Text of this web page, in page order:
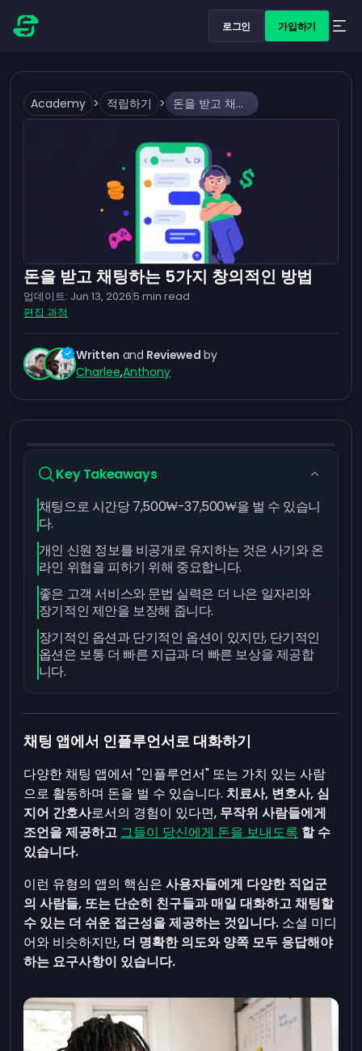
로그인 가입하기
Academy > 적립하기 > 돈을 받고 채팅하는 5가지 창의적인 방법
돈을 받고 채팅하는 5가지 창의적인 방법
업데이트: Jun 13, 20265 min read
편집 과정
Written and Reviewed by
Charlee,Anthony
Key Takeaways
채팅으로 시간당 7,500₩-37,500₩을 벌 수 있습니
다.
개인 신원 정보를 비공개로 유지하는 것은 사기와 온
라인 위협을 피하기 위해 중요합니다.
좋은 고객 서비스와 문법 실력은 더 나은 일자리와
장기적인 제안을 보장해 줍니다.
장기적인 옵션과 단기적인 옵션이 있지만, 단기적인
옵션은 보통 더 빠른 지급과 더 빠른 보상을 제공합
니다.
채팅 앱에서 인플루언서로 대화하기
다양한 채팅 앱에서 "인플루언서" 또는 가치 있는 사람
으로 활동하며 돈을 벌 수 있습니다. 치료사, 변호사, 심
지어 간호사로서의 경험이 있다면, 무작위 사람들에게
조언을 제공하고 그들이 당신에게 돈을 보내도록 할 수
있습니다.
이런 유형의 앱의 핵심은사용자들에게 다양한 직업군
의 사람들, 또는 단순히 친구들과 매일 대화하고 채팅할
수 있는 더 쉬운 접근성을 제공하는 것입니다. 소셜 미디
어와 비슷하지만, 더 명확한 의도와 양쪽 모두 응답해야
하는 요구사항이 있습니다.